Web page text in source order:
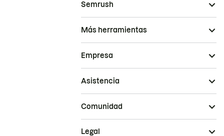
Semrush
Más herramientas
Empresa
Asistencia
Comunidad
Legal